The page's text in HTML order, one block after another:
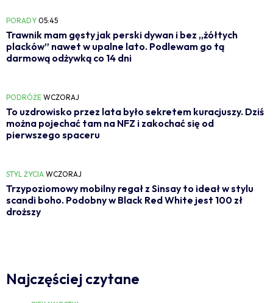
PORADY 05:45
Trawnik mam gęsty jak perski dywan i bez „żółtych
placków” nawet w upalne lato. Podlewam go tą
darmową odżywką co 14 dni
PODRÓŻE WCZORAJ
To uzdrowisko przez lata było sekretem kuracjuszy. Dziś
można pojechać tam na NFZ i zakochać się od
pierwszego spaceru
STYL ŻYCIA WCZORAJ
Trzypoziomowy mobilny regał z Sinsay to ideał w stylu
scandi boho. Podobny w Black Red White jest 100 zł
droższy
Najczęściej czytane